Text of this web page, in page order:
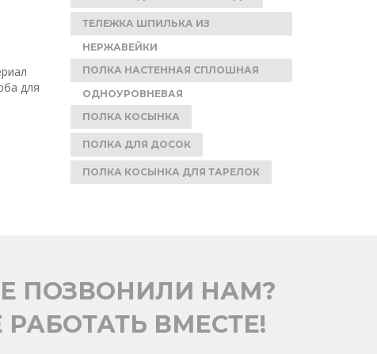
для
ТЕЛЕЖКА ШПИЛЬКА ИЗ
НЕРЖАВЕЙКИ
ПОЛКА НАСТЕННАЯ СПЛОШНАЯ
ОДНОУРОВНЕВАЯ
ПОЛКА КОСЫНКА
ПОЛКА ДЛЯ ДОСОК
ПОЛКА КОСЫНКА ДЛЯ ТАРЕЛОК
ПОЗВОНИЛИ НАМ?
ВМЕСТЕ!